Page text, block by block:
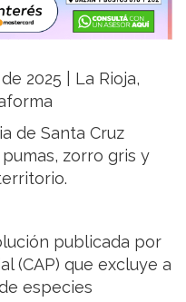
2025 | La Rioja,
de Santa Cruz
zorro gris y
publicada por
(CAP) que excluye a
especies